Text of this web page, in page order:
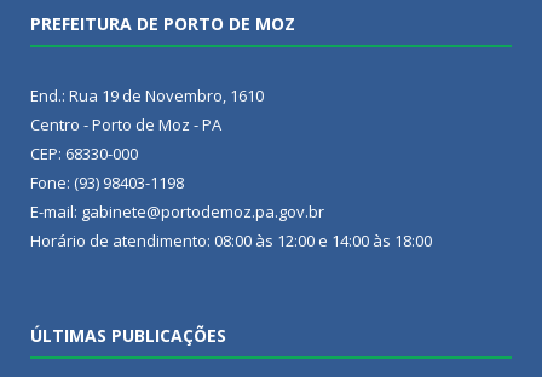
PREFEITURA DE PORTO DE MOZ
End.: Rua 19 de Novembro, 1610
Centro - Porto de Moz - PA
CEP: 68330-000
Fone: (93) 98403-1198
E-mail: gabinete@portodemoz.pa.gov.br
Horário de atendimento: 08:00 às 12:00 e 14:00 às 18:00
ÚLTIMAS PUBLICAÇÕES